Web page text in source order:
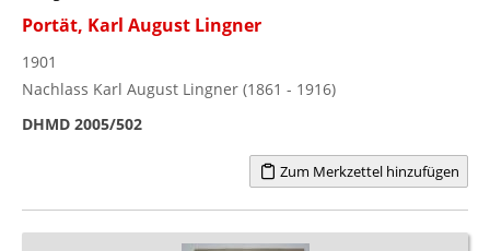
Portät, Karl August Lingner
1901
Nachlass Karl August Lingner (1861 - 1916)
DHMD 2005/502
Zum Merkzettel hinzufügen